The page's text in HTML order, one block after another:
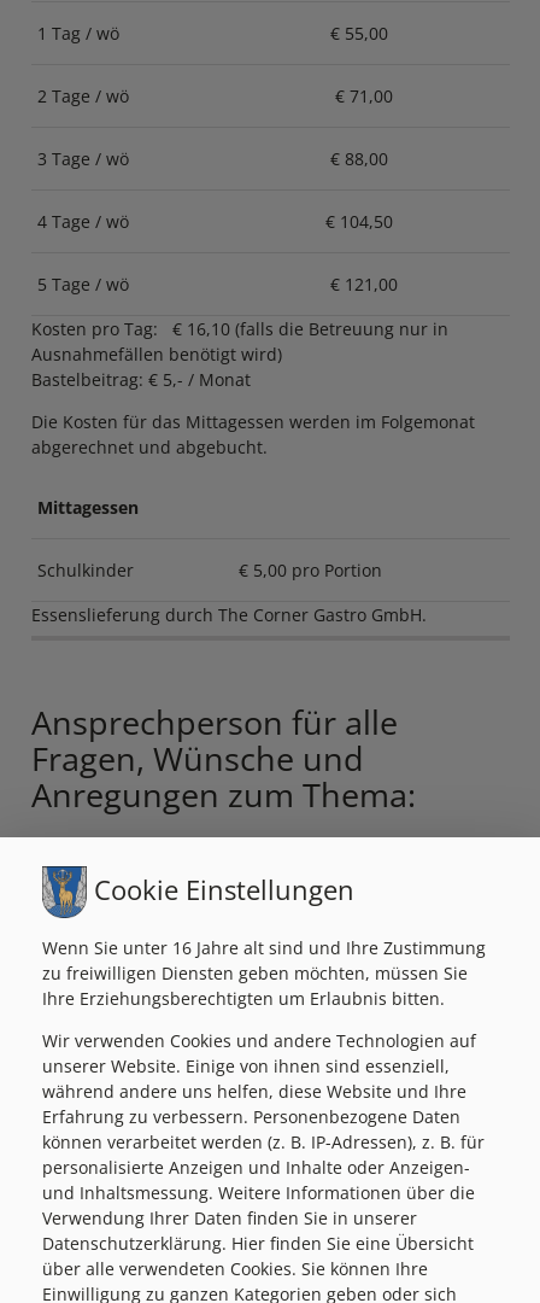
1 Tag / wö € 55,00
2 Tage / wö € 71,00
3 Tage / wö € 88,00
4 Tage / wö € 104,50
5 Tage / wö
€ 121,00
Kosten pro Tag: € 16,10 (falls die Betreuung nur in
Ausnahmefällen benötigt wird)
Bastelbeitrag: € 5,- / Monat
Die Kosten für das Mittagessen werden im Folgemonat
abgerechnet und abgebucht.
Mittagessen
Schulkinder
€ 5,00 pro Portion
Essenslieferung durch The Corner Gastro GmbH.
Ansprechperson für alle
Fragen, Wünsche und
Anregungen zum Thema:
Silvia Stöckl
Nachmittagsbetreuung der MS Passail
Tel.: 0676 849 202 237
fb.passail@wiki.at
Möchten Sie gerne mit der WIKI-Zentrale direkt in Kontakt treten,
dann wenden Sie sich bitte an Sandra Wolf unter 0316/426565-139
oder sandra.wolf@wiki.at
Verlinkungen
Cookie Einstellungen
Wenn Sie unter 16 Jahre alt sind und Ihre Zustimmung
zu freiwilligen Diensten geben möchten, müssen Sie
Ihre Erziehungsberechtigten um Erlaubnis bitten.
Wir verwenden Cookies und andere Technologien auf
unserer Website. Einige von ihnen sind essenziell,
während andere uns helfen, diese Website und Ihre
Erfahrung zu verbessern. Personenbezogene Daten
können verarbeitet werden (z. B. IP-Adressen), z. B. für
personalisierte Anzeigen und Inhalte oder Anzeigen-
und Inhaltsmessung. Weitere Informationen über die
Verwendung Ihrer Daten finden Sie in unserer
Datenschutzerklärung. Hier finden Sie eine Übersicht
über alle verwendeten Cookies. Sie können Ihre
Einwilligung zu ganzen Kategorien geben oder sich